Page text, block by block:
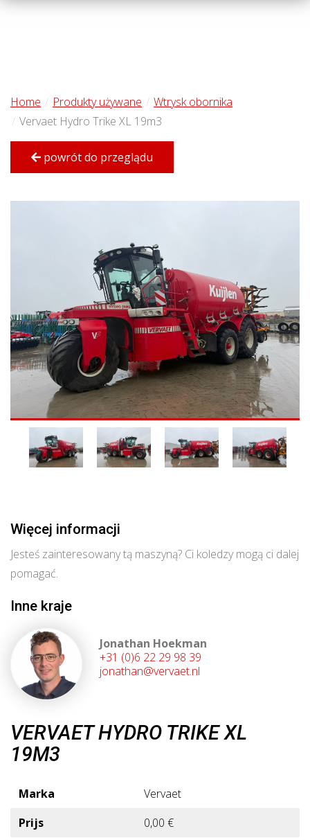
Home Produkty używane
Wtrysk obornika
Vervaet Hydro Trike XL 19m3
powrót do przeglądu
Więcej informacji
Jesteś zainteresowany tą maszyną? Ci koledzy mogą ci dalej
pomagać.
Inne kraje
Jonathan Hoekman
+31 (0)6 22 29 98 39
jonathan@vervaet.nl
VERVAET HYDRO TRIKE XL
19M3
Marka
Vervaet
Prijs
0,00 €